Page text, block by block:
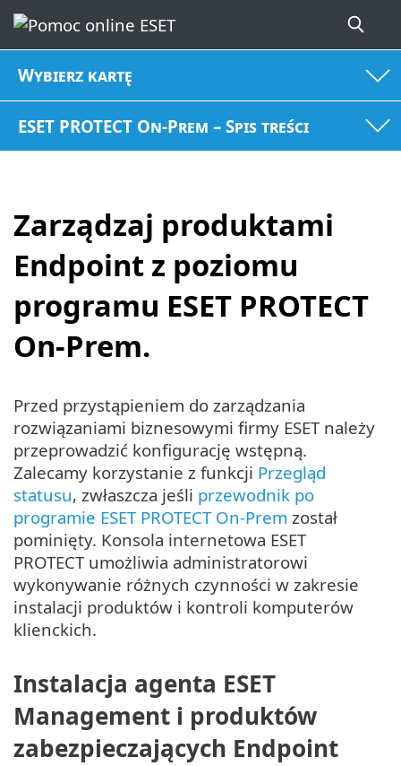
Wybierz kartę
ESET PROTECT On-Prem – Spis treści
Zarządzaj produktami
Endpoint z poziomu
programu ESET PROTECT
On-Prem.
Przed przystąpieniem do zarządzania
rozwiązaniami biznesowymi firmy ESET należy
przeprowadzić konfigurację wstępną.
Zalecamy korzystanie z funkcji Przegląd
statusu, zwłaszcza jeśli przewodnik po
programie ESET PROTECT On-Prem został
pominięty. Konsola internetowa ESET
PROTECT umożliwia administratorowi
wykonywanie różnych czynności w zakresie
instalacji produktów i kontroli komputerów
klienckich.
Instalacja agenta ESET
Management i produktów
zabezpieczających Endpoint